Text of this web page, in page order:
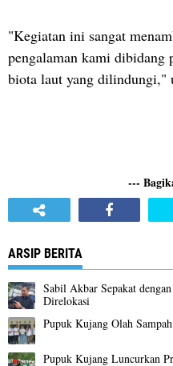
"Kegiatan ini sangat
pengalaman kami dibidang
biota laut yang dilindungi,"
---
ARSIP BERITA
Sabil Akbar Sepakat
Direlokasi
Pupuk Kujang Olah
Pupuk Kujang Luncurkan